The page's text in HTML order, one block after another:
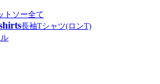
トソー全て
長袖Tシャツ(ロンT)